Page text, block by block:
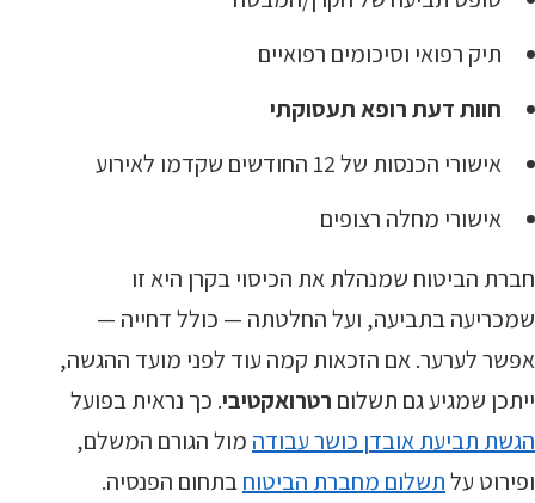
תיק רפואי וסיכומים רפואיים
חוות דעת רופא תעסוקתי
אישורי הכנסות של 12 החודשים שקדמו לאירוע
אישורי מחלה רצופים
חברת הביטוח שמנהלת את הכיסוי בקרן היא זו
שמכריעה בתביעה, ועל החלטתה — כולל דחייה —
אפשר לערער. אם הזכאות קמה עוד לפני מועד ההגשה,
ייתכן שמגיע גם תשלום רטרואקטיבי. כך נראית בפועל
הגשת תביעת אובדן כושר עבודה מול הגורם המשלם,
ופירוט עלתשלום מחברת הביטוחבתחום הפנסיה.